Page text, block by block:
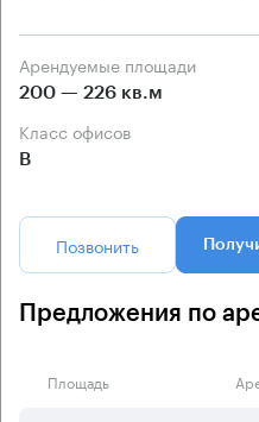
Арендуемые площади
200 — 226 кв.м
Класс офисов
B
Позвонить
Предложения по
Площадь